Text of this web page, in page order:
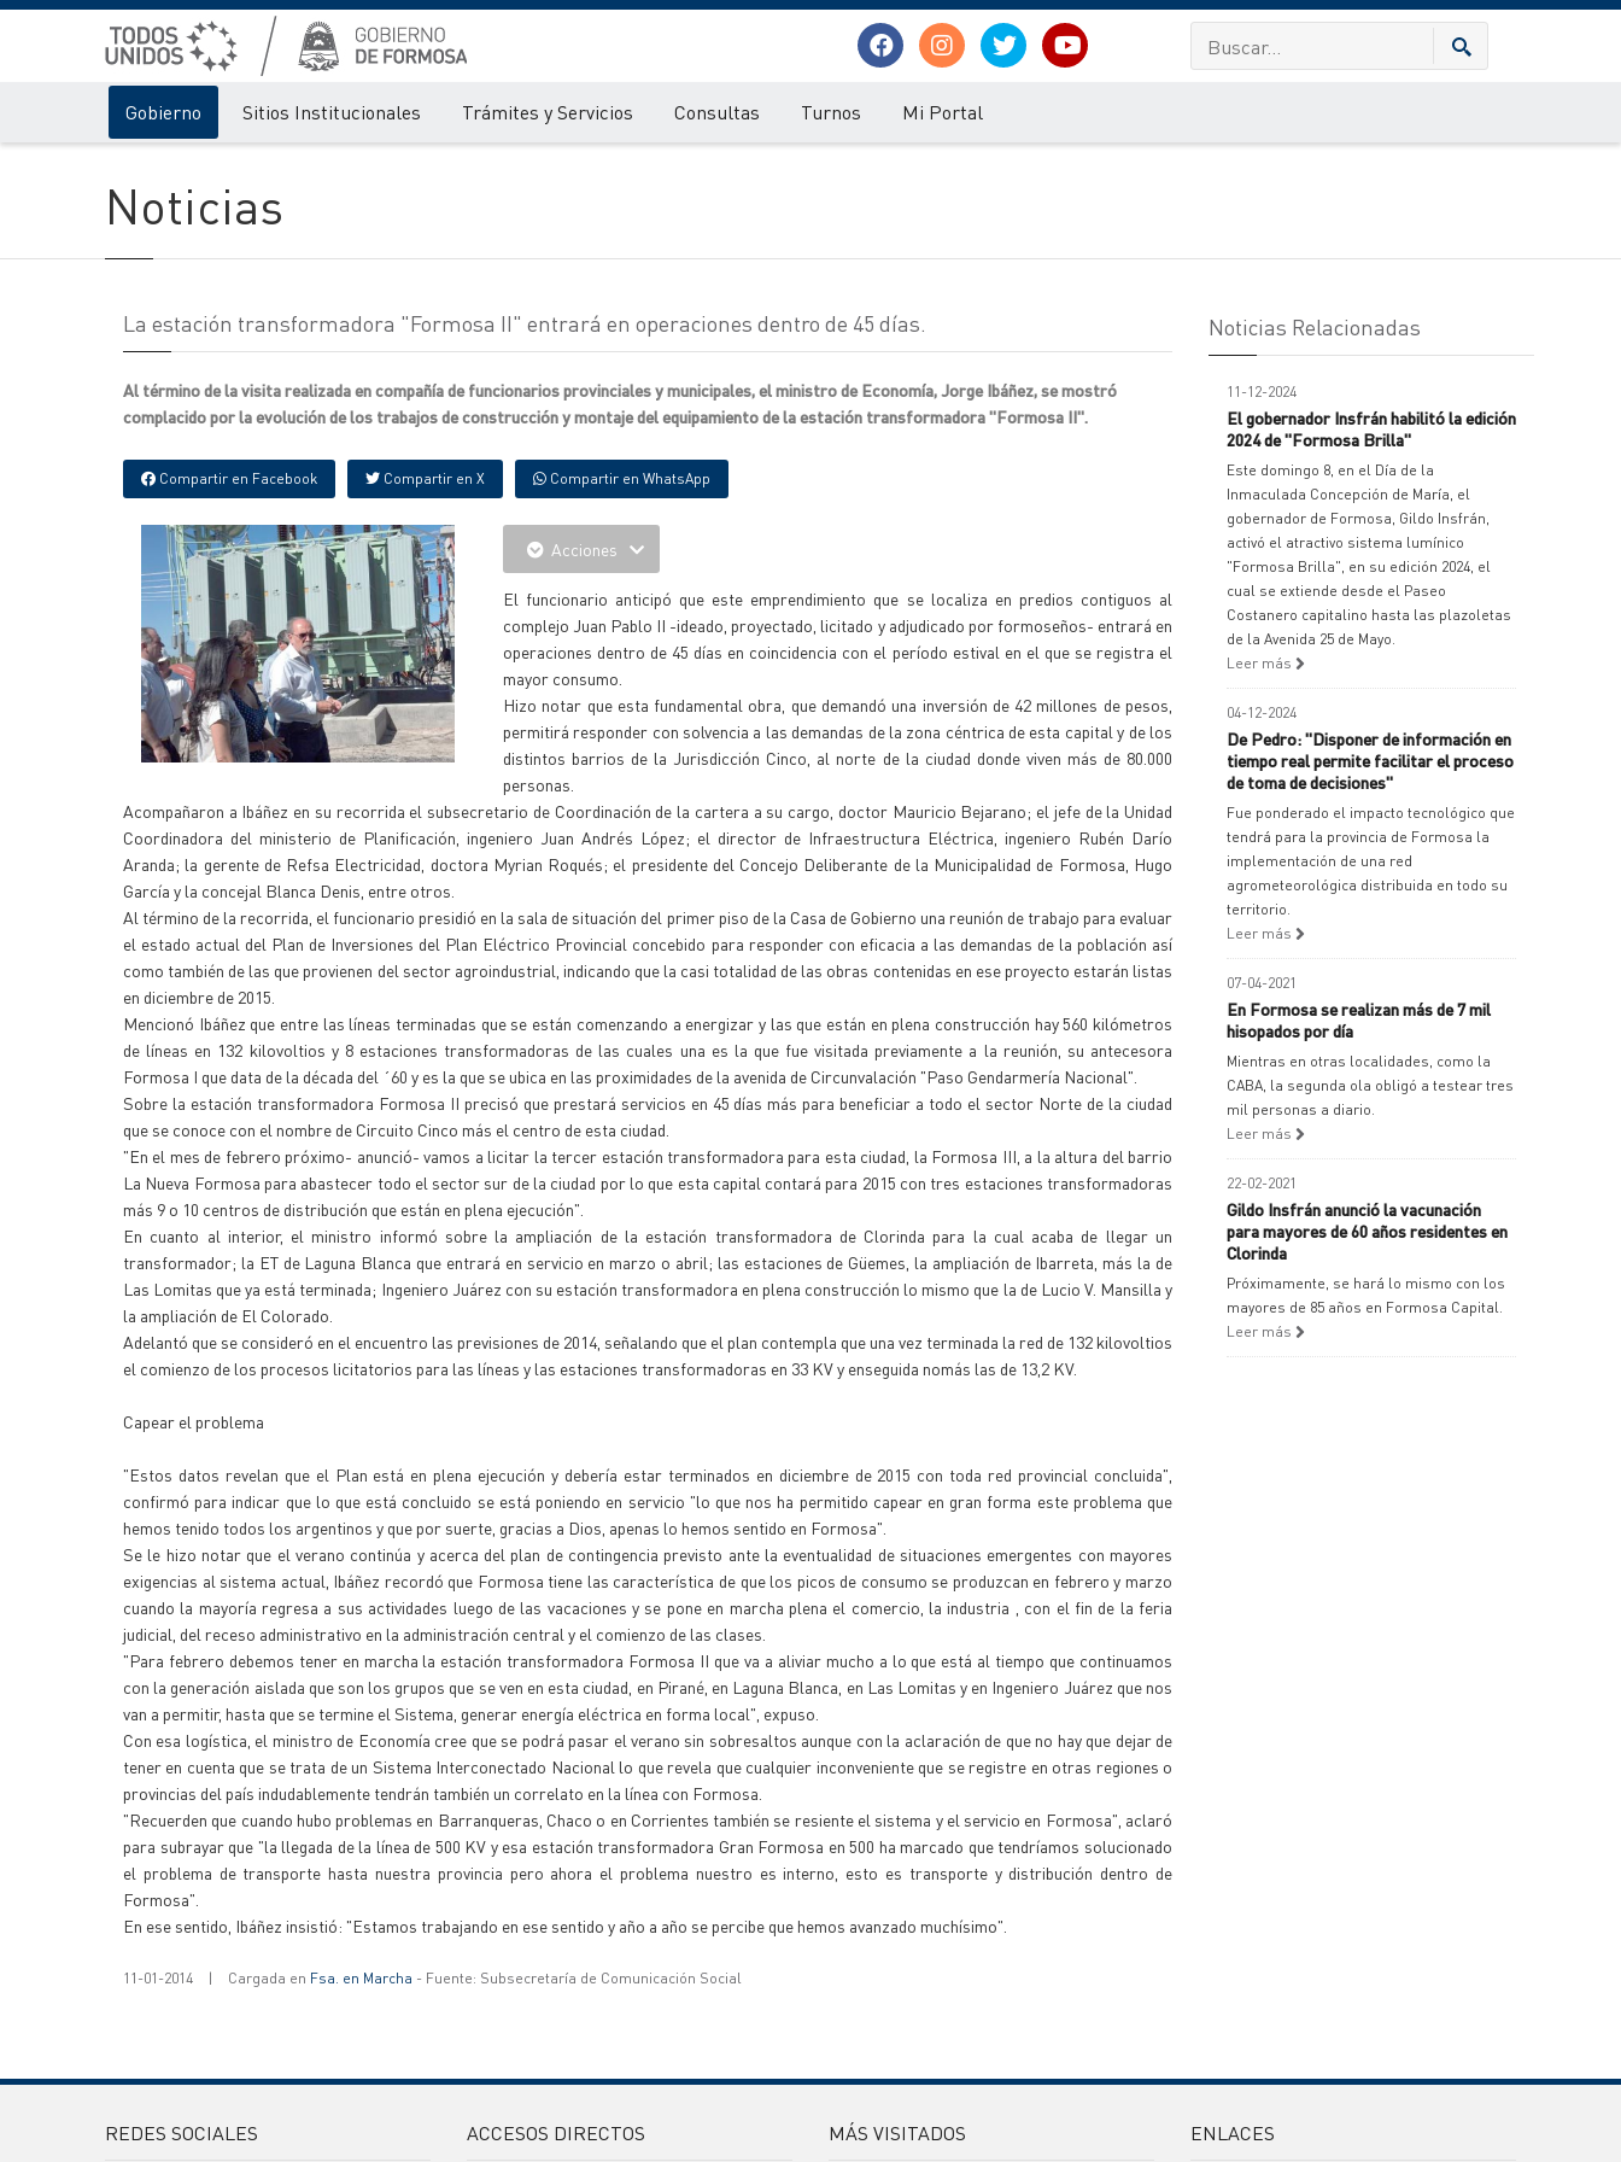
Gobierno Sitios Institucionales Trámites y Servicios Consultas Turnos Mi Portal
Noticias
La estación transformadora "Formosa II" entrará en operaciones dentro de 45 días.
Al término de la visita realizada en compañía de funcionarios provinciales y municipales, el ministro de Economía, Jorge Ibáñez, se mostró
complacido por la evolución de los trabajos de construcción y montaje del equipamiento de la estación transformadora "Formosa II".
Compartir en Facebook Compartir en X Compartir en WhatsApp
Acciones
El funcionario anticipó que este emprendimiento que se localiza en predios contiguos al
complejo Juan Pablo II -ideado, proyectado, licitado y adjudicado por formoseños- entrará en
operaciones dentro de 45 días en coincidencia con el período estival en el que se registra el
mayor consumo.
Hizo notar que esta fundamental obra, que demandó una inversión de 42 millones de pesos,
permitirá responder con solvencia a las demandas de la zona céntrica de esta capital y de los
distintos barrios de la Jurisdicción Cinco, al norte de la ciudad donde viven más de 80.000
personas.
Acompañaron a Ibáñez en su recorrida el subsecretario de Coordinación de la cartera a su cargo, doctor Mauricio Bejarano; el jefe de la Unidad
Coordinadora del ministerio de Planificación, ingeniero Juan Andrés López; el director de Infraestructura Eléctrica, ingeniero Rubén Darío
Aranda; la gerente de Refsa Electricidad, doctora Myrian Roqués; el presidente del Concejo Deliberante de la Municipalidad de Formosa, Hugo
García y la concejal Blanca Denis, entre otros.
Al término de la recorrida, el funcionario presidió en la sala de situación del primer piso de la Casa de Gobierno una reunión de trabajo para evaluar
el estado actual del Plan de Inversiones del Plan Eléctrico Provincial concebido para responder con eficacia a las demandas de la población así
como también de las que provienen del sector agroindustrial, indicando que la casi totalidad de las obras contenidas en ese proyecto estarán listas
en diciembre de 2015.
Mencionó Ibáñez que entre las líneas terminadas que se están comenzando a energizar y las que están en plena construcción hay 560 kilómetros
de líneas en 132 kilovoltios y 8 estaciones transformadoras de las cuales una es la que fue visitada previamente a la reunión, su antecesora
Formosa I que data de la década del ´60 y es la que se ubica en las proximidades de la avenida de Circunvalación "Paso Gendarmería Nacional".
Sobre la estación transformadora Formosa II precisó que prestará servicios en 45 días más para beneficiar a todo el sector Norte de la ciudad
que se conoce con el nombre de Circuito Cinco más el centro de esta ciudad.
"En el mes de febrero próximo- anunció- vamos a licitar la tercer estación transformadora para esta ciudad, la Formosa III, a la altura del barrio
La Nueva Formosa para abastecer todo el sector sur de la ciudad por lo que esta capital contará para 2015 con tres estaciones transformadoras
más 9 o 10 centros de distribución que están en plena ejecución".
En cuanto al interior, el ministro informó sobre la ampliación de la estación transformadora de Clorinda para la cual acaba de llegar un
transformador; la ET de Laguna Blanca que entrará en servicio en marzo o abril; las estaciones de Güemes, la ampliación de Ibarreta, más la de
Las Lomitas que ya está terminada; Ingeniero Juárez con su estación transformadora en plena construcción lo mismo que la de Lucio V. Mansilla y
la ampliación de El Colorado.
Adelantó que se consideró en el encuentro las previsiones de 2014, señalando que el plan contempla que una vez terminada la red de 132 kilovoltios
el comienzo de los procesos licitatorios para las líneas y las estaciones transformadoras en 33 KV y enseguida nomás las de 13,2 KV.
Capear el problema
"Estos datos revelan que el Plan está en plena ejecución y debería estar terminados en diciembre de 2015 con toda red provincial concluida",
confirmó para indicar que lo que está concluido se está poniendo en servicio "lo que nos ha permitido capear en gran forma este problema que
hemos tenido todos los argentinos y que por suerte, gracias a Dios, apenas lo hemos sentido en Formosa".
Se le hizo notar que el verano continúa y acerca del plan de contingencia previsto ante la eventualidad de situaciones emergentes con mayores
exigencias al sistema actual, Ibáñez recordó que Formosa tiene las característica de que los picos de consumo se produzcan en febrero y marzo
cuando la mayoría regresa a sus actividades luego de las vacaciones y se pone en marcha plena el comercio, la industria , con el fin de la feria
judicial, del receso administrativo en la administración central y el comienzo de las clases.
"Para febrero debemos tener en marcha la estación transformadora Formosa II que va a aliviar mucho a lo que está al tiempo que continuamos
con la generación aislada que son los grupos que se ven en esta ciudad, en Pirané, en Laguna Blanca, en Las Lomitas y en Ingeniero Juárez que nos
van a permitir, hasta que se termine el Sistema, generar energía eléctrica en forma local", expuso.
Con esa logística, el ministro de Economía cree que se podrá pasar el verano sin sobresaltos aunque con la aclaración de que no hay que dejar de
tener en cuenta que se trata de un Sistema Interconectado Nacional lo que revela que cualquier inconveniente que se registre en otras regiones o
provincias del país indudablemente tendrán también un correlato en la línea con Formosa.
"Recuerden que cuando hubo problemas en Barranqueras, Chaco o en Corrientes también se resiente el sistema y el servicio en Formosa", aclaró
para subrayar que "la llegada de la línea de 500 KV y esa estación transformadora Gran Formosa en 500 ha marcado que tendríamos solucionado
el problema de transporte hasta nuestra provincia pero ahora el problema nuestro es interno, esto es transporte y distribución dentro de
Formosa".
En ese sentido, Ibáñez insistió: "Estamos trabajando en ese sentido y año a año se percibe que hemos avanzado muchísimo".
11-01-2014 | Cargada en Fsa. en Marcha - Fuente: Subsecretaría de Comunicación Social
Noticias Relacionadas
11-12-2024
El gobernador Insfrán habilitó la edición
2024 de "Formosa Brilla"
Este domingo 8, en el Día de la
Inmaculada Concepción de María, el
gobernador de Formosa, Gildo Insfrán,
activó el atractivo sistema lumínico
"Formosa Brilla", en su edición 2024, el
cual se extiende desde el Paseo
Costanero capitalino hasta las plazoletas
de la Avenida 25 de Mayo.
Leer más
04-12-2024
De Pedro: "Disponer de información en
tiempo real permite facilitar el proceso
de toma de decisiones"
Fue ponderado el impacto tecnológico que
tendrá para la provincia de Formosa la
implementación de una red
agrometeorológica distribuida en todo su
territorio.
Leer más
07-04-2021
En Formosa se realizan más de 7 mil
hisopados por día
Mientras en otras localidades, como la
CABA, la segunda ola obligó a testear tres
mil personas a diario.
Leer más
22-02-2021
Gildo Insfrán anunció la vacunación
para mayores de 60 años residentes en
Clorinda
Próximamente, se hará lo mismo con los
mayores de 85 años en Formosa Capital.
Leer más
REDES SOCIALES ACCESOS DIRECTOS MÁS VISITADOS ENLACES